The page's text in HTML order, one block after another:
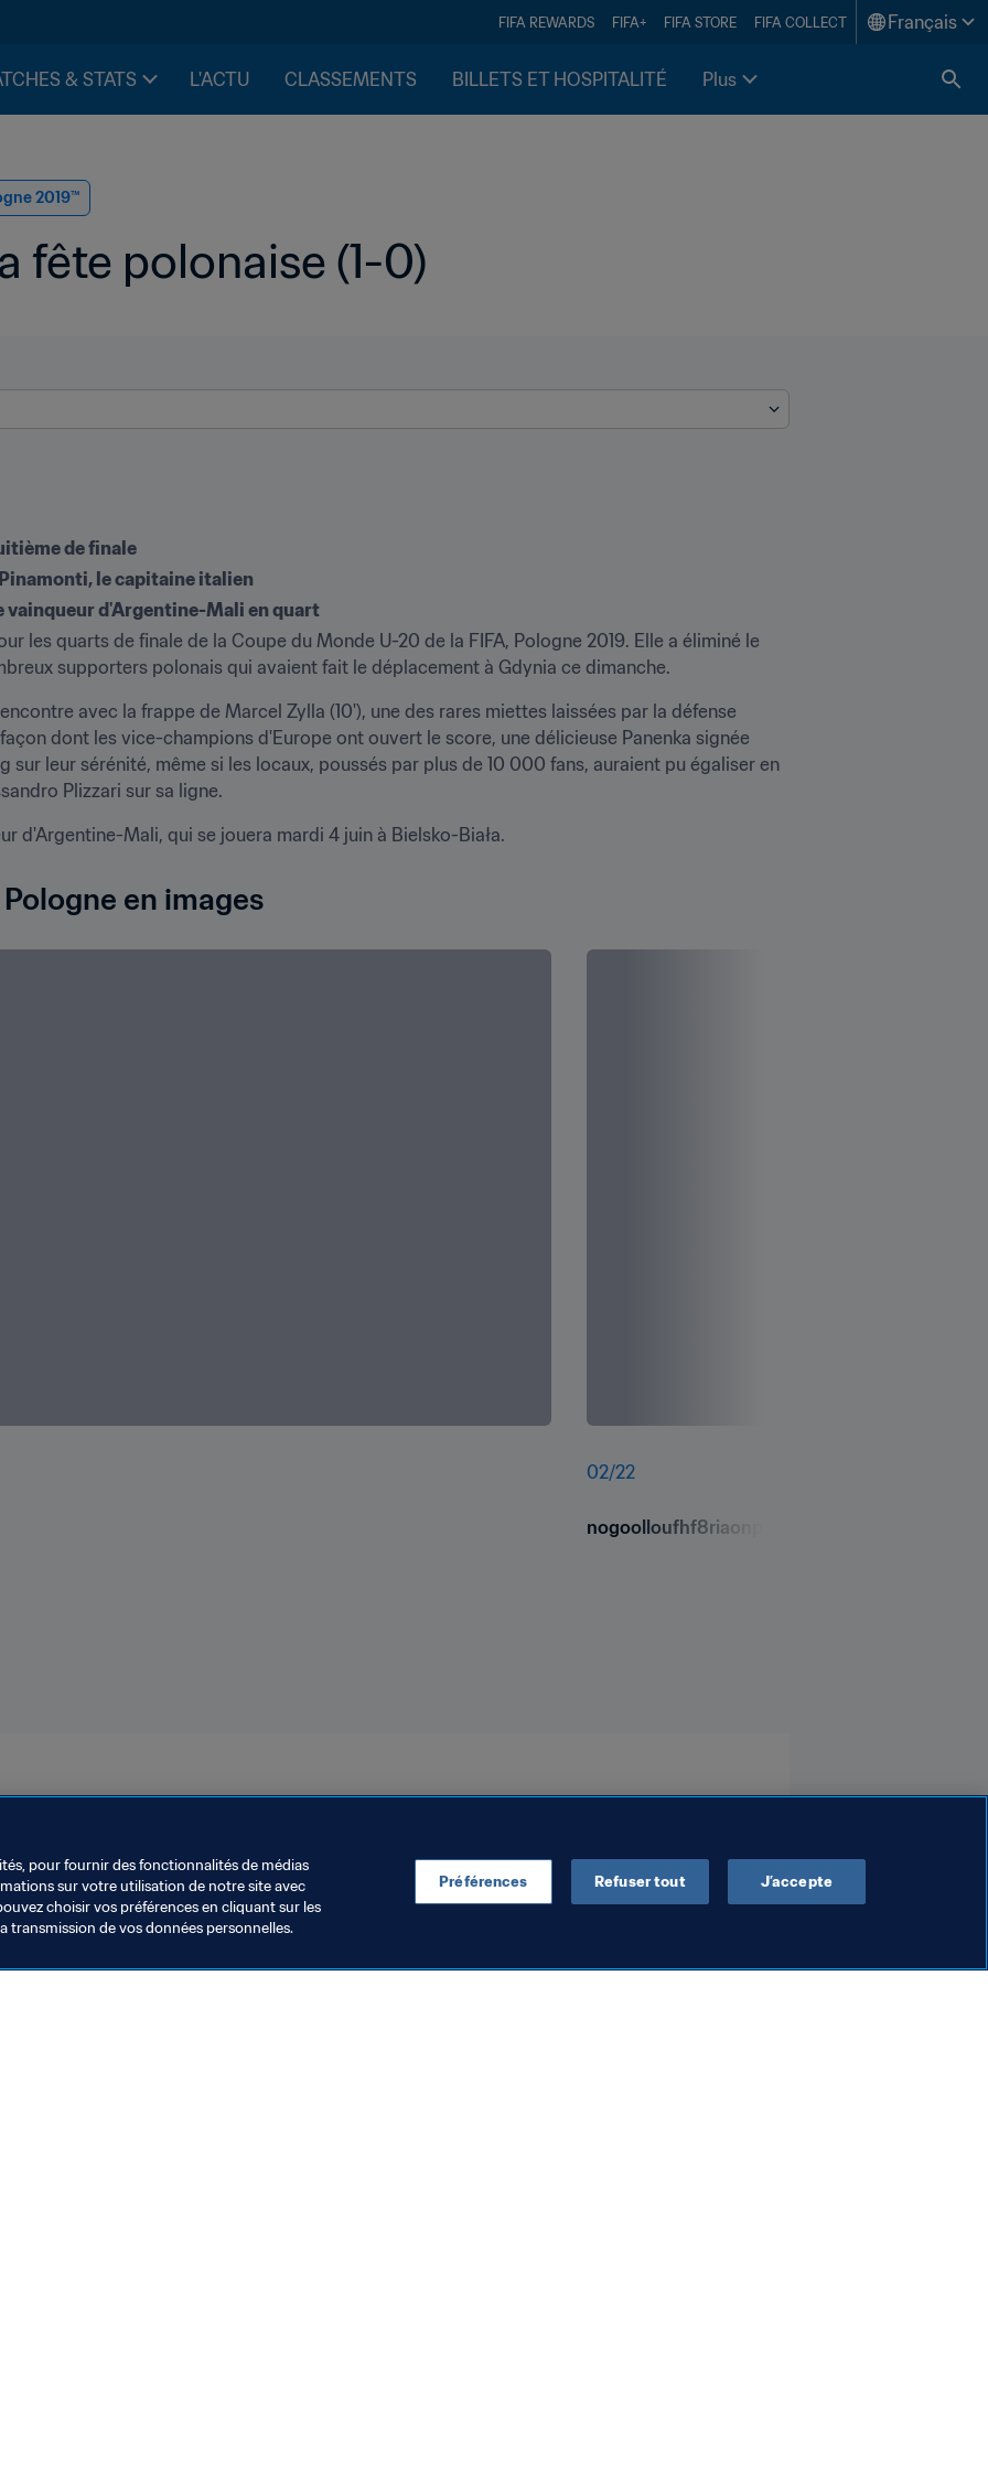
FIFA REWARDS FIFA+ FIFA STORE FIFA COLLECT Français
& STATS L'ACTU CLASSEMENTS BILLETS ET HOSPITALITÉ Plus
2019™
fête polonaise (1-0)
de finale
le capitaine italien
vainqueur d'Argentine-Mali en quart
les quarts de finale de la Coupe du Monde U-20 de la FIFA, Pologne 2019. Elle a éliminé le
supporters polonais qui avaient fait le déplacement à Gdynia ce dimanche.
avec la frappe de Marcel Zylla (10'), une des rares miettes laissées par la défense
dont les vice-champions d'Europe ont ouvert le score, une délicieuse Panenka signée
sur leur sérénité, même si les locaux, poussés par plus de 10 000 fans, auraient pu égaliser en
Plizzari sur sa ligne.
d'Argentine-Mali, qui se jouera mardi 4 juin à Bielsko-Biała.
en images
02/22
nogoolloufhf8riaonpy.jpg
2019™
pour fournir des fonctionnalités de médias
sur votre utilisation de notre site avec
choisir vos préférences en cliquant sur les
transmission de vos données personnelles.
Préférences Refuser tout J’accepte